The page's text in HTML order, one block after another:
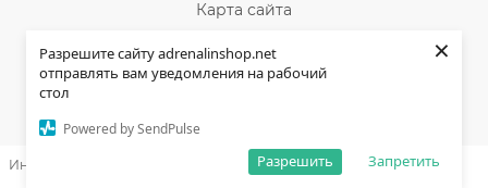
Разрешите сайту adrenalinshop.net
отправлять вам уведомления на рабочий
стол
Powered by SendPulse
Запретить
Разрешить
×
Карта сайта
©2004-2024 Адреналин –магазин туристического
снаряжения и товаров для активного отдыха
Интернет-магазин создан с Хорошоп